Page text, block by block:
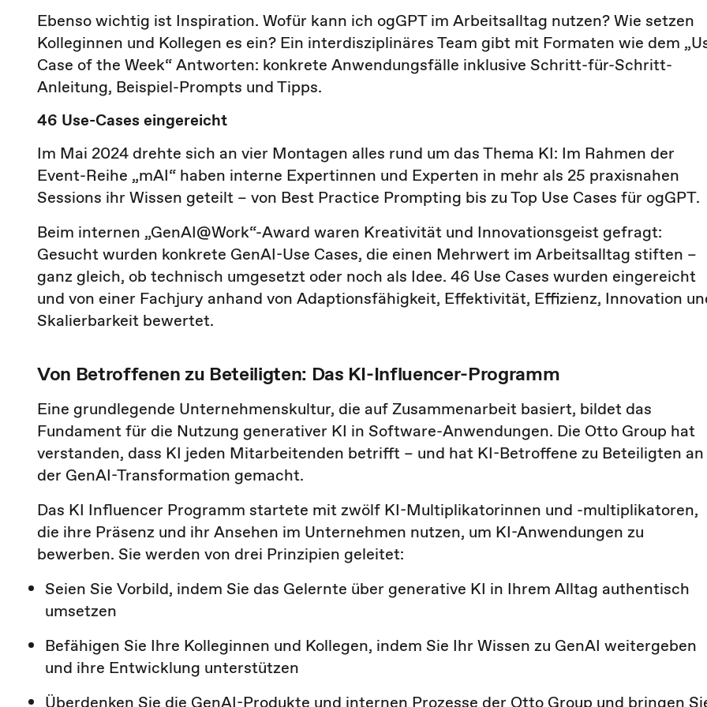
Ebenso wichtig ist Inspiration. Wofür kann ich ogGPT im Arbeitsalltag nutzen? Wie setzen
Kolleginnen und Kollegen es ein? Ein interdisziplinäres Team gibt mit Formaten wie dem
Case of the Week“ Antworten: konkrete Anwendungsfälle inklusive Schritt-für-Schritt-
Anleitung, Beispiel-Prompts und Tipps.
46 Use-Cases eingereicht
Im Mai 2024 drehte sich an vier Montagen alles rund um das Thema KI: Im Rahmen der
Event-Reihe „mAI“ haben interne Expertinnen und Experten in mehr als 25 praxisnahen
Sessions ihr Wissen geteilt – von Best Practice Prompting bis zu Top Use Cases für ogGPT.
Beim internen „GenAI@Work“-Award waren Kreativität und Innovationsgeist gefragt:
Gesucht wurden konkrete GenAI-Use Cases, die einen Mehrwert im Arbeitsalltag stiften –
ganz gleich, ob technisch umgesetzt oder noch als Idee. 46 Use Cases wurden eingereicht
und von einer Fachjury anhand von Adaptionsfähigkeit, Effektivität, Effizienz, Innovation
Skalierbarkeit bewertet.
Von Betroffenen zu Beteiligten: Das KI-Influencer-Programm
Eine grundlegende Unternehmenskultur, die auf Zusammenarbeit basiert, bildet das
Fundament für die Nutzung generativer KI in Software-Anwendungen. Die Otto Group hat
verstanden, dass KI jeden Mitarbeitenden betrifft – und hat KI-Betroffene zu Beteiligten an
der GenAI-Transformation gemacht.
Das KI Influencer Programm startete mit zwölf KI-Multiplikatorinnen und -multiplikatoren,
die ihre Präsenz und ihr Ansehen im Unternehmen nutzen, um KI-Anwendungen zu
bewerben. Sie werden von drei Prinzipien geleitet:
Seien Sie Vorbild, indem Sie das Gelernte über generative KI in Ihrem Alltag authentisch
umsetzen
Befähigen Sie Ihre Kolleginnen und Kollegen, indem Sie Ihr Wissen zu GenAI weitergeben
und ihre Entwicklung unterstützen
Überdenken Sie die GenAI-Produkte und internen Prozesse der Otto Group und bringen